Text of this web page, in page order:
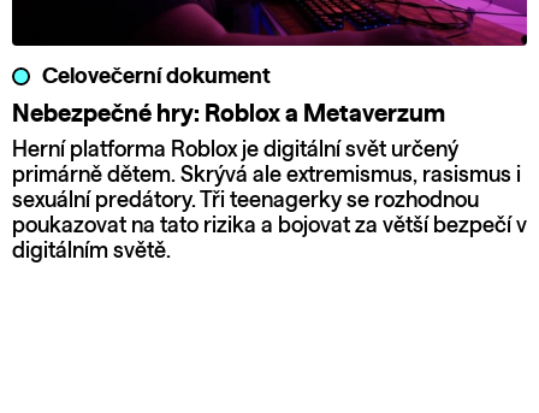
Celovečerní dokument
Nebezpečné hry: Roblox a Metaverzum
Herní platforma Roblox je digitální svět určený
primárně dětem. Skrývá ale extremismus, rasismus i
sexuální predátory. Tři teenagerky se rozhodnou
poukazovat na tato rizika a bojovat za větší bezpečí v
digitálním světě.